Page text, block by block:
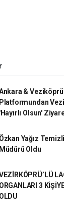
& Veziköprü
Platformundan
'Hayırlı Olsun'
Özkan Yağız
Müdürü Oldu
ORGANLARI 3
OLDU